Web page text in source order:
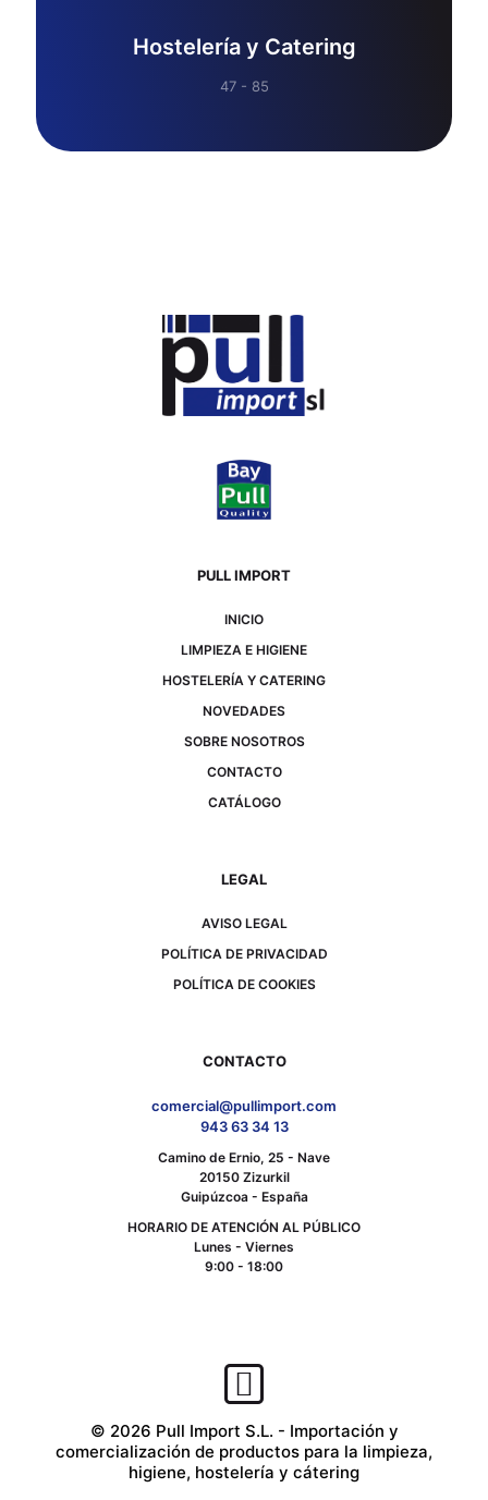
Hostelería y Catering
47 - 85
PULL IMPORT
INICIO
LIMPIEZA E HIGIENE
HOSTELERÍA Y CATERING
NOVEDADES
SOBRE NOSOTROS
CONTACTO
CATÁLOGO
LEGAL
AVISO LEGAL
POLÍTICA DE PRIVACIDAD
POLÍTICA DE COOKIES
CONTACTO
comercial@pullimport.com
943 63 34 13
Camino de Ernio, 25 - Nave
20150 Zizurkil
Guipúzcoa - España
HORARIO DE ATENCIÓN AL PÚBLICO
Lunes - Viernes
9:00 - 18:00
© 2026 Pull Import S.L. - Importación y
comercialización de productos para la limpieza,
higiene, hostelería y cátering